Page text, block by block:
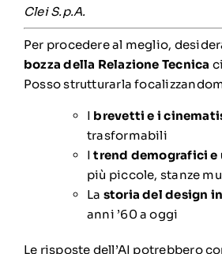
Clei S.p.A.
Per procedere al meglio,
bozza della Relazione Tecnica
Posso strutturarla
I brevetti e i
trasformabili
Itrend demografici
più piccole, stanze
La storia del design
anni ’60 a oggi
Le risposte dell’AI potrebbero